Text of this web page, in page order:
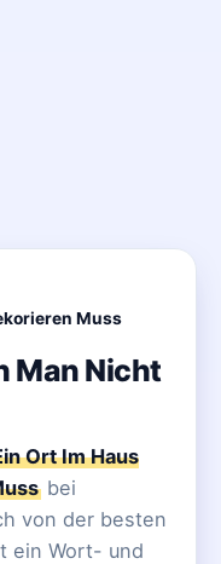
Muss
Man Nicht
Ort Im Haus
bei
von der besten
ein Wort- und